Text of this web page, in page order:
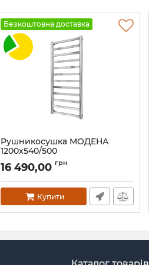
Безкоштовна доставка
Рушникосушка МОДЕНА
1200х540/500
Артикул:1.2.6001.03 Р
16 490,00 грн
Купити